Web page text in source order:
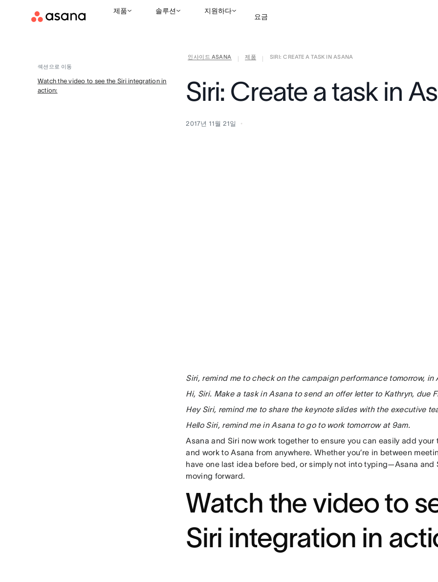
제품 솔루션 지원하다
요금
인사이드 ASANA 제품
SIRI: CREATE A TASK IN ASANA
섹션으로 이동
Watch the video to see the Siri integration in
action:
Siri: Create a task in
2017년 11월 21일
Siri, remind me to check on the campaign performance tomorrow, in
Hi, Siri. Make a task in Asana to send an offer letter to Kathryn, due
Hey Siri, remind me to share the keynote slides with the executive
Hello Siri, remind me in Asana to go to work tomorrow at 9am.
Asana and Siri now work together to ensure you can easily add
and work to Asana from anywhere. Whether you’re in between
have one last idea before bed, or simply not into typing—Asana and
moving forward.
Watch the video to
Siri integration in